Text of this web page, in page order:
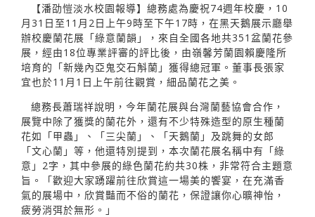
【潘劭愷淡水校園報導】總務處為慶祝74週年校慶，10
月31日至11月2日上午9時至下午17時，在黑天鵝展示廳舉
辦校慶蘭花展「綠意蘭韻」，來自全國各地共351盆蘭花參
展，經由18位專業評審的評比後，由嶺馨芳蘭園賴慶隆所
培育的「新幾內亞鬼交石斛蘭」獲得總冠軍。董事長張家
宜也於11月1日上午前往觀賞，細品蘭花之美。
總務長蕭瑞祥說明，今年蘭花展與台灣蘭藝協會合作，
展覽中除了獲獎的蘭花外，還有不少特殊造型的原生種蘭
花如「甲蟲」、「三尖蘭」、「天鵝蘭」及跳舞的女郎
「文心蘭」等，他還特別提到，本次蘭花展名稱中有「綠
意」2字，其中參展的綠色蘭花約共30株，非常符合主題意
旨。「歡迎大家踴躍前往欣賞這一場美的饗宴，在充滿香
氣的展場中，欣賞豔而不俗的蘭花，保證讓你心曠神怡，
疲勞消弭於無形。」